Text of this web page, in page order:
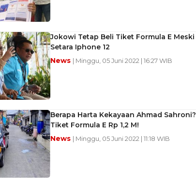
Jokowi Tetap Beli Tiket Formula E
Setara Iphone 12
News | Minggu, 05 Juni 2022 | 16:27 WIB
Berapa Harta Kekayaan Ahmad
Tiket Formula E Rp 1,2 M!
News | Minggu, 05 Juni 2022 | 11:18 WIB